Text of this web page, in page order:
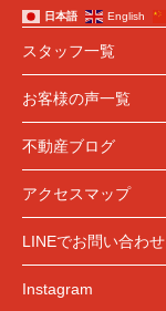
日本語 English
スタッフ一覧
お客様の声一覧
不動産ブログ
アクセスマップ
LINEでお問い合わせ
Instagram